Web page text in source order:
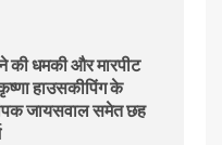
की धमकी और मारपीट
हाउसकीपिंग के
जायसवाल समेत छह